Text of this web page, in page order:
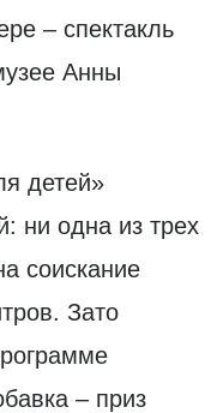
– спектакль
Анны
детей»
ни одна из трех
соискание
Зато
– приз